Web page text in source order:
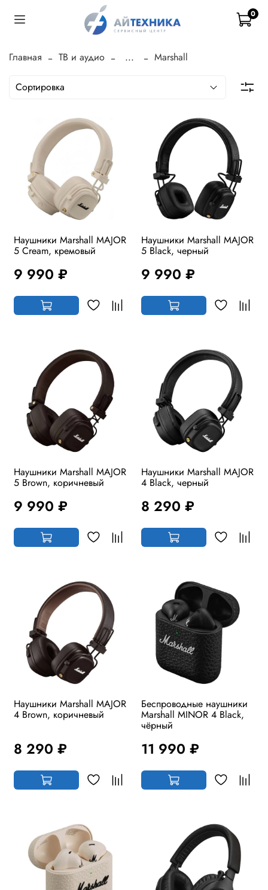
0
Главная ТВ и аудио ... Marshall
Наушники Marshall MAJOR
5 Cream, кремовый
9 990 ₽
Наушники Marshall MAJOR
5 Black, черный
9 990 ₽
Наушники Marshall MAJOR
5 Brown, коричневый
9 990 ₽
Наушники Marshall MAJOR
4 Black, черный
8 290 ₽
Наушники Marshall MAJOR
4 Brown, коричневый
8 290 ₽
Беспроводные наушники
Marshall MINOR 4 Black,
чёрный
11 990 ₽